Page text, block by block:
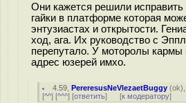
Они кажется решили исправить
гайки в платформе которая
энтузиастах и открытости.
ход, ага. Их руководство с
перепутало. У моторолы кармы
адрес юзерей имхо.
4.59 ,PereresusNeVlezaetBuggy (ok
[^^] [^^^] [ответить] [к модератору]